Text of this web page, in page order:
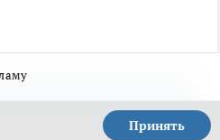
Принять